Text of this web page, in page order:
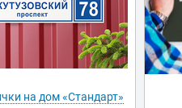
на дом «Стандарт»